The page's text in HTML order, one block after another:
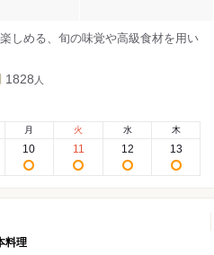
しめる、旬の味覚や高級食材を用い
1828 人
月
10
火
11
水
12
木
13
料理